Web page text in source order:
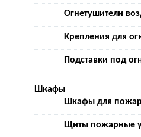
Огнетушители
Крепления для
Подставки под
Шкафы
Шкафы для
Щиты пожарные